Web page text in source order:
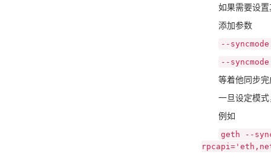
如果需要设置
添加参数
--
--
等着他同步完
一旦设定模式
例如
geth --